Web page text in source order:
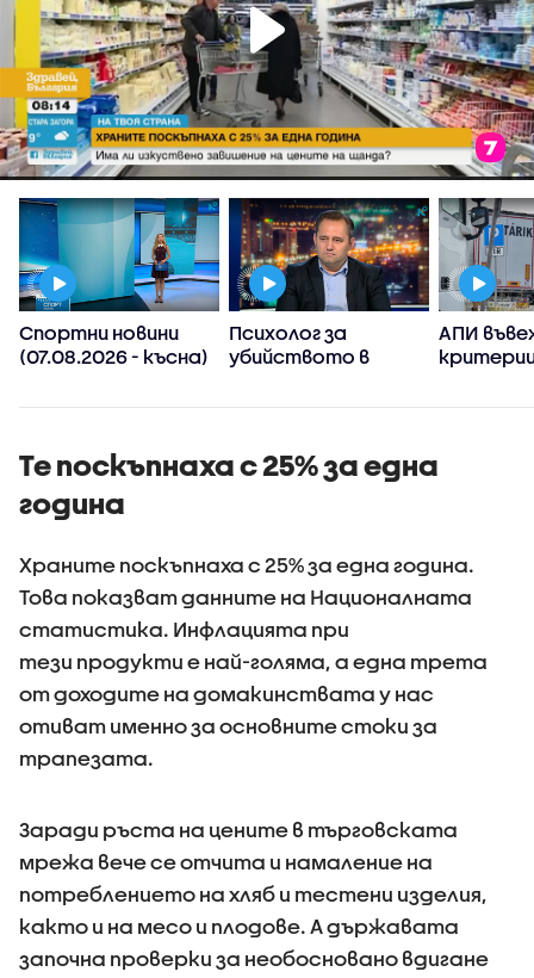
Спортни новини
(07.08.2026 - късна)
Психолог за
убийството в
Възрастните
примерите за
агресивно
АПИ
Те поскъпнаха с 25% за една
година
Храните поскъпнаха с 25% за една година.
Това показват данните на Националната
статистика. Инфлацията при
тези продукти е най-голяма, а една трета
от доходите на домакинствата у нас
отиват именно за основните стоки за
трапезата.
Заради ръста на цените в търговската
мрежа вече се отчита и намаление на
потреблението на хляб и тестени изделия,
както и на месо и плодове. А държавата
започна проверки за необосновано вдигане